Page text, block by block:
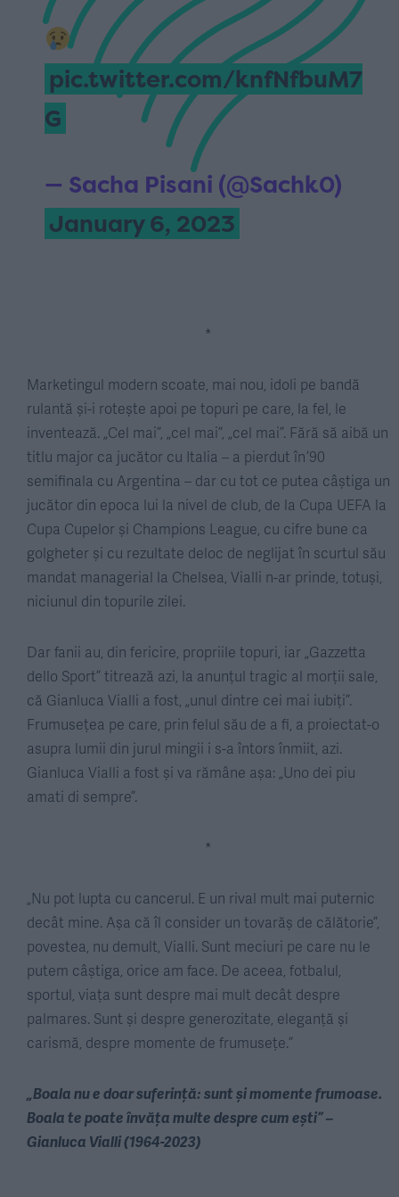
pic.twitter.com/knfNfbuM7
G
— Sacha Pisani (@Sachk0)
January 6, 2023
*
Marketingul modern scoate, mai nou, idoli pe bandă
rulantă și-i rotește apoi pe topuri pe care, la fel, le
inventează. „Cel mai”, „cel mai”, „cel mai”. Fără să aibă un
titlu major ca jucător cu Italia – a pierdut în ’90
semifinala cu Argentina – dar cu tot ce putea câștiga un
jucător din epoca lui la nivel de club, de la Cupa UEFA la
Cupa Cupelor și Champions League, cu cifre bune ca
golgheter și cu rezultate deloc de neglijat în scurtul său
mandat managerial la Chelsea, Vialli n-ar prinde, totuși,
niciunul din topurile zilei.
Dar fanii au, din fericire, propriile topuri, iar „Gazzetta
dello Sport” titrează azi, la anunțul tragic al morții sale,
că Gianluca Vialli a fost, „unul dintre cei mai iubiți”.
Frumusețea pe care, prin felul său de a fi, a proiectat-o
asupra lumii din jurul mingii i s-a întors înmiit, azi.
Gianluca Vialli a fost și va rămâne așa: „Uno dei piu
amati di sempre”.
*
„Nu pot lupta cu cancerul. E un rival mult mai puternic
decât mine. Așa că îl consider un tovarăș de călătorie”,
povestea, nu demult, Vialli. Sunt meciuri pe care nu le
putem câștiga, orice am face. De aceea, fotbalul,
sportul, viața sunt despre mai mult decât despre
palmares. Sunt și despre generozitate, eleganță și
carismă, despre momente de frumusețe.”
„Boala nu e doar suferință: sunt și momente frumoase.
Boala te poate învăța multe despre cum ești” –
Gianluca Vialli (1964-2023)